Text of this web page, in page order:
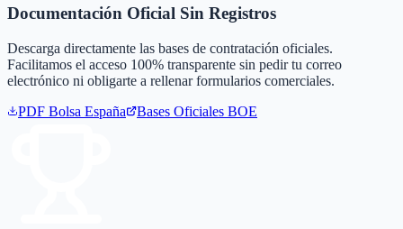
Documentación Oficial Sin Registros
Descarga directamente las bases de contratación oficiales.
Facilitamos el acceso 100% transparente sin pedir tu correo
electrónico ni obligarte a rellenar formularios comerciales.
PDF Bolsa España Bases Oficiales BOE